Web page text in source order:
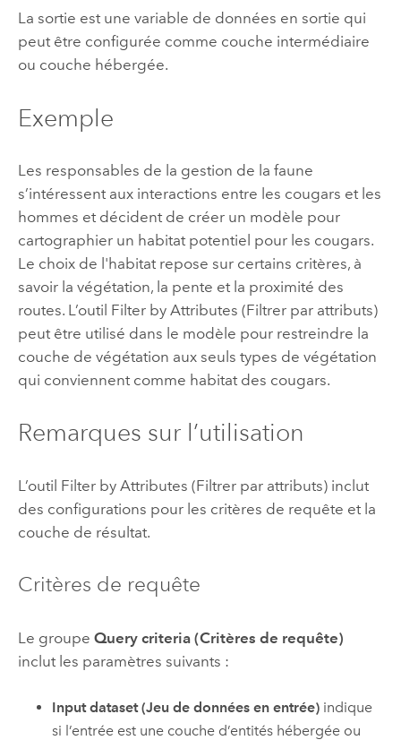
La sortie est une variable de données en sortie qui
peut être configurée comme couche intermédiaire
ou couche hébergée.
Exemple
Les responsables de la gestion de la faune
s’intéressent aux interactions entre les cougars et les
hommes et décident de créer un modèle pour
cartographier un habitat potentiel pour les cougars.
Le choix de l'habitat repose sur certains critères, à
savoir la végétation, la pente et la proximité des
routes. L’outil Filter by Attributes (Filtrer par attributs)
peut être utilisé dans le modèle pour restreindre la
couche de végétation aux seuls types de végétation
qui conviennent comme habitat des cougars.
Remarques sur l’utilisation
L’outil Filter by Attributes (Filtrer par attributs) inclut
des configurations pour les critères de requête et la
couche de résultat.
Critères de requête
Le groupe Query criteria (Critères de requête)
inclut les paramètres suivants :
Input dataset (Jeu de données en entrée) indique
si l’entrée est une couche d’entités hébergée ou